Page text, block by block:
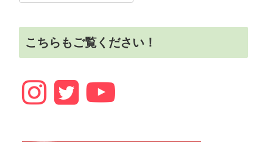
こちらもご覧ください！